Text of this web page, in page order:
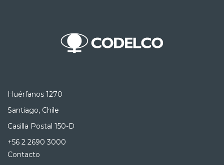
Huérfanos 1270
Santiago, Chile
Casilla Postal 150-D
+56 2 2690 3000
Contacto